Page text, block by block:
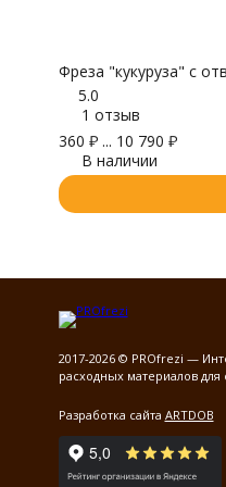
Фреза "кукуруза" с
5.0
1 отзыв
360 ₽... 10 790 ₽
В наличии
2017-2026 © PROfrezi —
расходных материалов для
Разработка сайта ARTDOB